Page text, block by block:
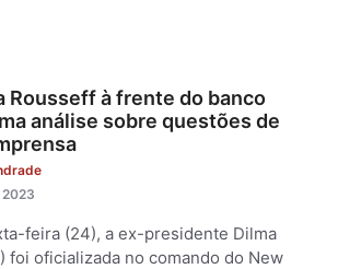
Rousseff à frente do banco
análise sobre questões de
feira (24), a ex-presidente Dilma
foi oficializada no comando do New